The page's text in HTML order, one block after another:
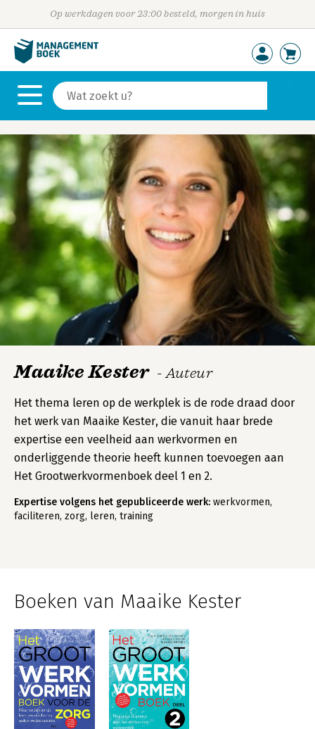
Op werkdagen voor 23:00 besteld, morgen in huis
Maaike Kester - Auteur
Het thema leren op de werkplek is de rode draad door
het werk van Maaike Kester, die vanuit haar brede
expertise een veelheid aan werkvormen en
onderliggende theorie heeft kunnen toevoegen aan
Het Grootwerkvormenboek deel 1 en 2.
Expertise volgens het gepubliceerde werk: werkvormen,
faciliteren, zorg, leren, training
Boeken van Maaike Kester